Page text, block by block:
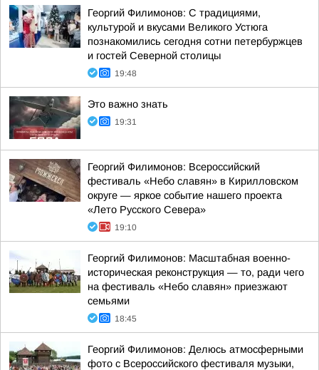
Георгий Филимонов: С традициями,
культурой и вкусами Великого Устюга
познакомились сегодня сотни петербуржцев
и гостей Северной столицы
19:48
Это важно знать
19:31
Георгий Филимонов: Всероссийский
фестиваль «Небо славян» в Кирилловском
округе — яркое событие нашего проекта
«Лето Русского Севера»
19:10
Георгий Филимонов: Масштабная военно-
историческая реконструкция — то, ради чего
на фестиваль «Небо славян» приезжают
семьями
18:45
Георгий Филимонов: Делюсь атмосферными
фото с Всероссийского фестиваля музыки,